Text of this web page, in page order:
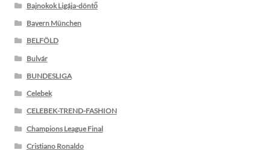
Bajnokok Ligája-döntő
Bayern München
BELFÖLD
Bulvár
BUNDESLIGA
Celebek
CELEBEK-TREND-FASHION
Champions League Final
Cristiano Ronaldo